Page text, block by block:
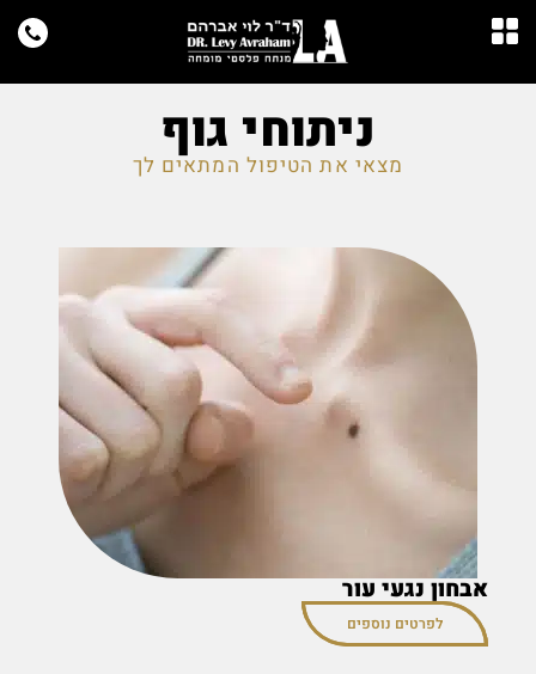
ניתוחי גוף
מצאי את הטיפול המתאים לך
אבחון נגעי עור
לפרטים נוספים